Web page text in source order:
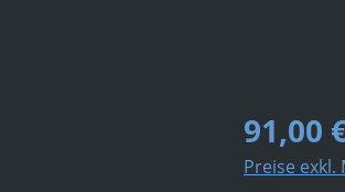
91,00
Preise exkl.